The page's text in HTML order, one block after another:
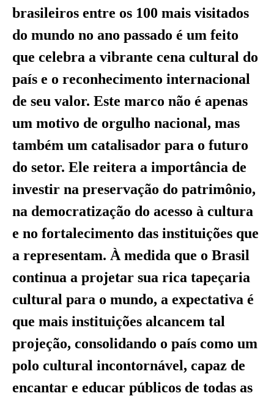
brasileiros entre os 100 mais visitados
do mundo no ano passado é um feito
que celebra a vibrante cena cultural do
país e o reconhecimento internacional
de seu valor. Este marco não é apenas
um motivo de orgulho nacional, mas
também um catalisador para o futuro
do setor. Ele reitera a importância de
investir na preservação do patrimônio,
na democratização do acesso à cultura
e no fortalecimento das instituições que
a representam. À medida que o Brasil
continua a projetar sua rica tapeçaria
cultural para o mundo, a expectativa é
que mais instituições alcancem tal
projeção, consolidando o país como um
polo cultural incontornável, capaz de
encantar e educar públicos de todas as